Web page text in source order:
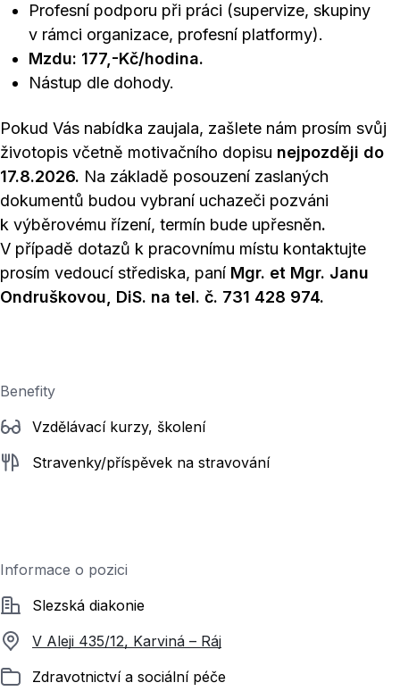
Profesní podporu při práci (supervize, skupiny
v rámci organizace, profesní platformy).
Mzdu: 177,-Kč/hodina.
Nástup dle dohody.
Pokud Vás nabídka zaujala, zašlete nám prosím svůj
životopis včetně motivačního dopisu nejpozději do
17.8.2026. Na základě posouzení zaslaných
dokumentů budou vybraní uchazeči pozváni
k výběrovému řízení, termín bude upřesněn.
V případě dotazů k pracovnímu místu kontaktujte
prosím vedoucí střediska, paní Mgr. et Mgr. Janu
Ondruškovou, DiS. na tel. č. 731 428 974.
Benefity
Vzdělávací kurzy, školení
Stravenky/příspěvek na stravování
Informace o pozici
SpolečnostSlezská diakonie
V Aleji 435/12, Karviná – Ráj
ZařazenoZdravotnictví a sociální péče